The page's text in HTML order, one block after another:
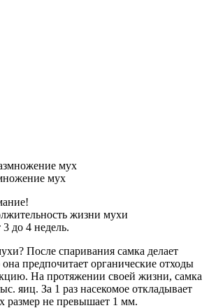
мух
жизни мухи
3 до 4 недель.
После спаривания самка делает
предпочитает органические отходы
На протяжении своей жизни, самка
яиц. За 1 раз насекомое откладывает
размер не превышает 1 мм.